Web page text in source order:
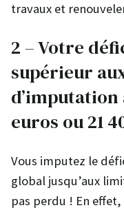
travaux et
2 – Votre
supérieur
d’imputation
euros ou 21
Vous imputez le
global jusqu’aux
pas perdu ! En